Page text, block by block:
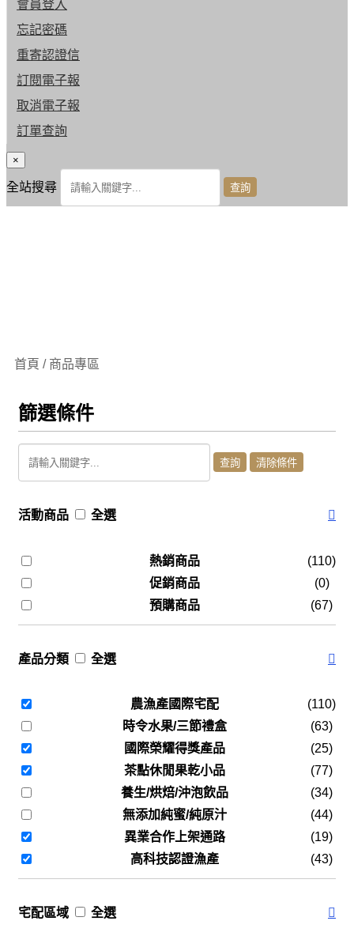
會員登入
忘記密碼
重寄認證信
訂閱電子報
取消電子報
訂單查詢
×
全站搜尋
首頁 / 商品專區
篩選條件
活動商品 全選
熱銷商品
(110)
促銷商品
(0)
預購商品
(67)
產品分類 全選
農漁產國際宅配
(110)
時令水果/三節禮盒
(63)
國際榮耀得獎產品
(25)
茶點休閒果乾小品
(77)
養生/烘焙/沖泡飲品
(34)
無添加純蜜/純原汁
(44)
異業合作上架通路
(19)
高科技認證漁產
(43)
宅配區域 全選